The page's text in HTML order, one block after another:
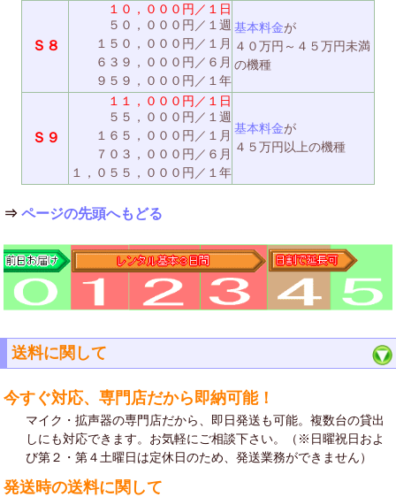
Ｓ８
１０，０００円／１日
５０，０００円／１週
１５０，０００円／１月
６３９，０００円／６月
９５９，０００円／１年
基本料金が
４０万円～４５万円未満
の機種
Ｓ９
１１，０００円／１日
５５，０００円／１週
１６５，０００円／１月
７０３，０００円／６月
１，０５５，０００円／１年
基本料金が
４５万円以上の機種
⇒ページの先頭へもどる
送料に関して
今すぐ対応、専門店だから即納可能！
マイク・拡声器の専門店だから、即日発送も可能。複数台の貸出
しにも対応できます。お気軽にご相談下さい。（※日曜祝日およ
び第２・第４土曜日は定休日のため、発送業務ができません）
発送時の送料に関して